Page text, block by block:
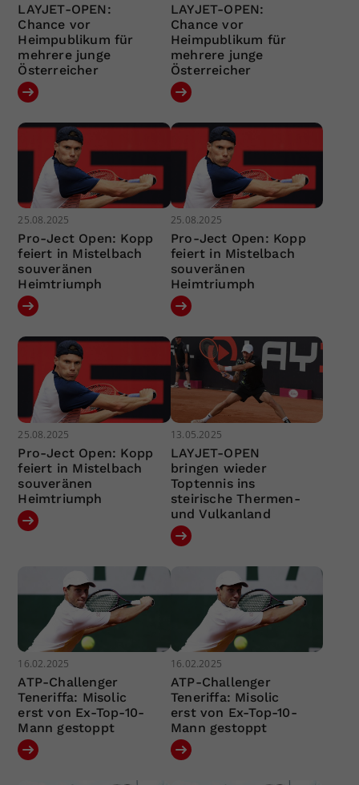
LAYJET-OPEN:
Chance vor
Heimpublikum für
mehrere junge
Österreicher
LAYJET-OPEN:
Chance vor
Heimpublikum für
mehrere junge
Österreicher
25.08.2025
Pro-Ject Open: Kopp
feiert in Mistelbach
souveränen
Heimtriumph
25.08.2025
Pro-Ject Open: Kopp
feiert in Mistelbach
souveränen
Heimtriumph
25.08.2025
Pro-Ject Open: Kopp
feiert in Mistelbach
souveränen
Heimtriumph
13.05.2025
LAYJET-OPEN
bringen wieder
Toptennis ins
steirische Thermen-
und Vulkanland
16.02.2025
ATP-Challenger
Teneriffa: Misolic
erst von Ex-Top-10-
Mann gestoppt
16.02.2025
ATP-Challenger
Teneriffa: Misolic
erst von Ex-Top-10-
Mann gestoppt